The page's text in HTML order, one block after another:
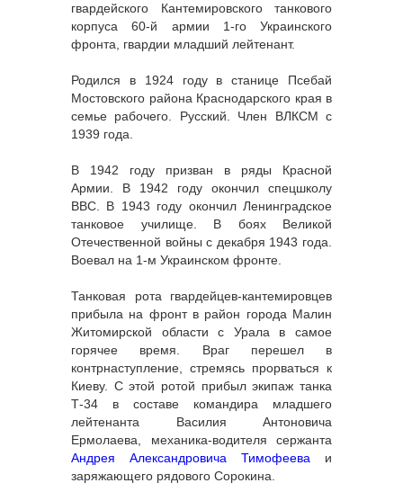
гвардейского Кантемировского танкового
корпуса 60-й армии 1-го Украинского
фронта, гвардии младший лейтенант.
Родился в 1924 году в станице Псебай
Мостовского района Краснодарского края в
семье рабочего. Русский. Член ВЛКСМ с
1939 года.
В 1942 году призван в ряды Красной
Армии. В 1942 году окончил спецшколу
ВВС. В 1943 году окончил Ленинградское
танковое училище. В боях Великой
Отечественной войны с декабря 1943 года.
Воевал на 1-м Украинском фронте.
Танковая рота гвардейцев-кантемировцев
прибыла на фронт в район города Малин
Житомирской области с Урала в самое
горячее время. Враг перешел в
контрнаступление, стремясь прорваться к
Киеву. С этой ротой прибыл экипаж танка
Т-34 в составе командира младшего
лейтенанта Василия Антоновича
Ермолаева, механика-водителя сержанта
Андрея Александровича Тимофеева и
заряжающего рядового Сорокина.